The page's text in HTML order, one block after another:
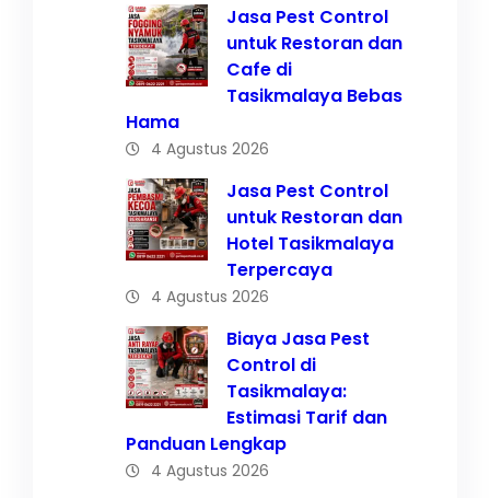
Jasa Pest Control
untuk Restoran dan
Cafe di
Tasikmalaya Bebas
Hama
4 Agustus 2026
Jasa Pest Control
untuk Restoran dan
Hotel Tasikmalaya
Terpercaya
4 Agustus 2026
Biaya Jasa Pest
Control di
Tasikmalaya:
Estimasi Tarif dan
Panduan Lengkap
4 Agustus 2026